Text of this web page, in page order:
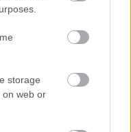
storage
on web or